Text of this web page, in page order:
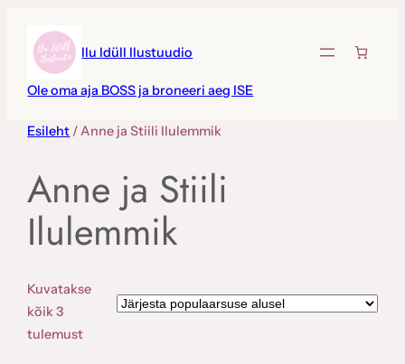
juurde
Ilu Idüll Ilustuudio
Ole oma aja BOSS ja broneeri aeg ISE
Esileht / Anne ja Stiili Ilulemmik
Anne ja Stiili
Ilulemmik
Kuvatakse
kõik 3
tulemustSorteeritud